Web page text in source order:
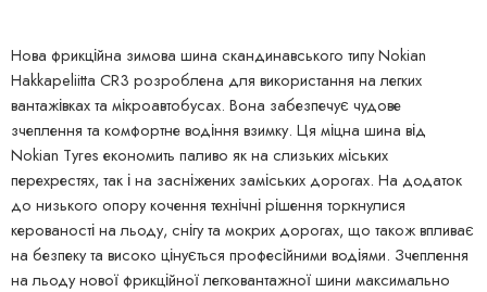
Нова фрикційна зимова шина скандинавського типу Nokian
Hakkapeliitta CR3 розроблена для використання на легких
вантажівках та мікроавтобусах. Вона забезпечує чудове
зчеплення та комфортне водіння взимку. Ця міцна шина від
Nokian Tyres економить паливо як на слизьких міських
перехрестях, так і на засніжених заміських дорогах. На додаток
до низького опору кочення технічні рішення торкнулися
керованості на льоду, снігу та мокрих дорогах, що також впливає
на безпеку та високо цінується професійними водіями. Зчеплення
на льоду нової фрикційної легковантажної шини максимально